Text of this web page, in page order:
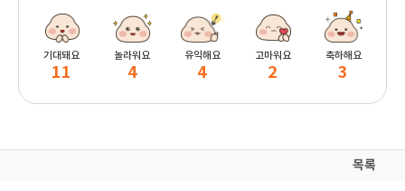
기대돼요
11
놀라워요
4
유익해요
4
고마워요
2
축하해요
3
목록